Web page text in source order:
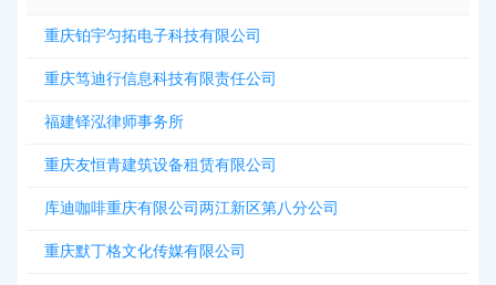
重庆铂宇匀拓电子科技有限公司
重庆笃迪行信息科技有限责任公司
福建铎泓律师事务所
重庆友恒青建筑设备租赁有限公司
库迪咖啡重庆有限公司两江新区第八分公司
重庆默丁格文化传媒有限公司